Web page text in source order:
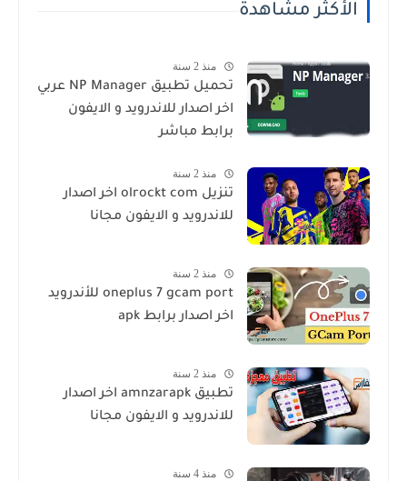
الأكثر مشاهدة
منذ 2 سنة
تحميل تطبيق NP Manager عربي
اخر اصدار للاندرويد و الايفون
برابط مباشر
منذ 2 سنة
تنزيل olrockt com اخر اصدار
للاندرويد و الايفون مجانا
منذ 2 سنة
oneplus 7 gcam port للأندرويد
اخر اصدار برابط apk
منذ 2 سنة
تطبيق amnzarapk اخر اصدار
للاندرويد و الايفون مجانا
منذ 4 سنة